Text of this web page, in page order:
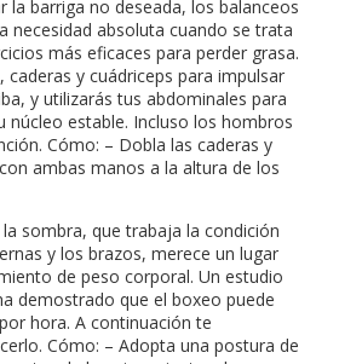
la barriga no deseada, los balanceos
necesidad absoluta cuando se trata
más eficaces para perder grasa.
caderas y cuádriceps para impulsar
y utilizarás tus abdominales para
núcleo estable. Incluso los hombros
Cómo: – Dobla las caderas y
ambas manos a la altura de los
sombra, que trabaja la condición
y los brazos, merece un lugar
de peso corporal. Un estudio
demostrado que el boxeo puede
hora. A continuación te
Cómo: – Adopta una postura de